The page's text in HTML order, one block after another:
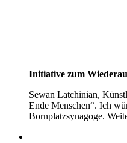
Initiative zum
Sewan Latchinian,
Ende Menschen“. Ich
Bornplatzsynagoge.